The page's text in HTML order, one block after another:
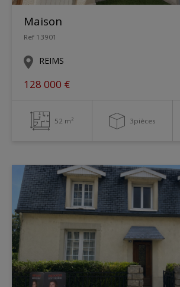
Maison
Ref 13901
REIMS
128 000 €
52 m² 3pièces